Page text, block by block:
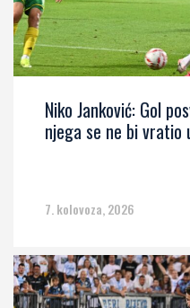
Niko Janković: Gol
njega se ne bi vratio
7. kolovoza, 2026